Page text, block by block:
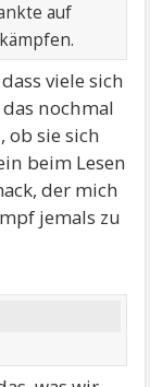
auf
viele sich
nochmal
ob sie sich
beim Lesen
der mich
jemals zu